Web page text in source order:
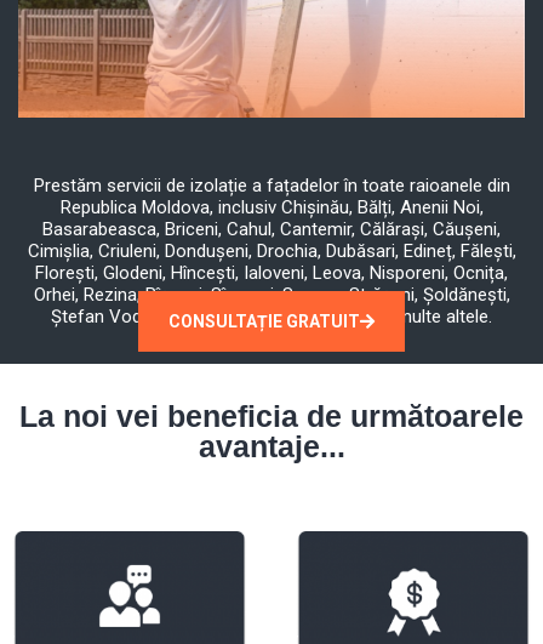
Prestăm servicii de izolație a fațadelor în toate raioanele din
Republica Moldova, inclusiv Chișinău, Bălți, Anenii Noi,
Basarabeasca, Briceni, Cahul, Cantemir, Călărași, Căușeni,
Cimișlia, Criuleni, Dondușeni, Drochia, Dubăsari, Edineț, Fălești,
Florești, Glodeni, Hîncești, Ialoveni, Leova, Nisporeni, Ocnița,
Orhei, Rezina, Rîșcani, Sîngerei, Soroca, Strășeni, Șoldănești,
Ștefan Vodă, Taraclia, Telenești, Ungheni și multe altele.
CONSULTAȚIE GRATUIT
La noi vei beneficia de următoarele
avantaje...